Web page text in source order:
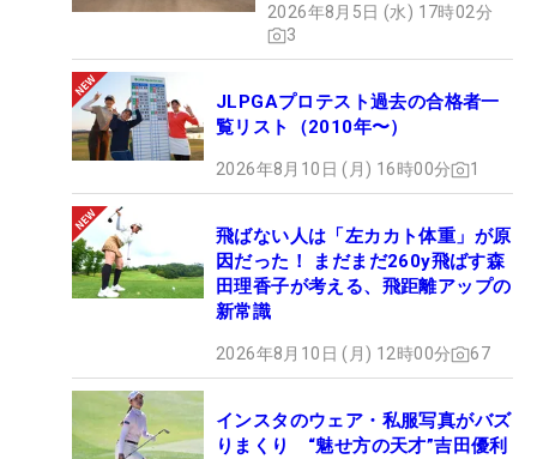
2026年8月5日 (水) 17時02分
3
JLPGAプロテスト過去の合格者一
覧リスト（2010年〜）
2026年8月10日 (月) 16時00分 1
飛ばない人は「左カカト体重」が原
因だった！ まだまだ260y飛ばす森
田理香子が考える、飛距離アップの
新常識
2026年8月10日 (月) 12時00分 67
インスタのウェア・私服写真がバズ
りまくり “魅せ方の天才”吉田優利